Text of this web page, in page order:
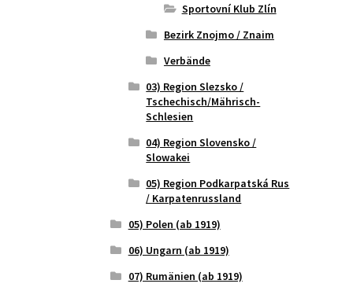
Sportovní Klub Zlín
Bezirk Znojmo / Znaim
Verbände
03) Region Slezsko /
Tschechisch/Mährisch-
Schlesien
04) Region Slovensko /
Slowakei
05) Region Podkarpatská Rus
/ Karpatenrussland
05) Polen (ab 1919)
06) Ungarn (ab 1919)
07) Rumänien (ab 1919)